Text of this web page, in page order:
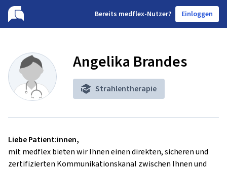
Bereits medflex-Nutzer? Einloggen
Angelika Brandes
Strahlentherapie
Liebe Patient:innen,
mit medflex bieten wir Ihnen einen direkten, sicheren und
zertifizierten Kommunikationskanal zwischen Ihnen und